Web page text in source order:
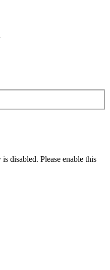
disabled. Please enable this